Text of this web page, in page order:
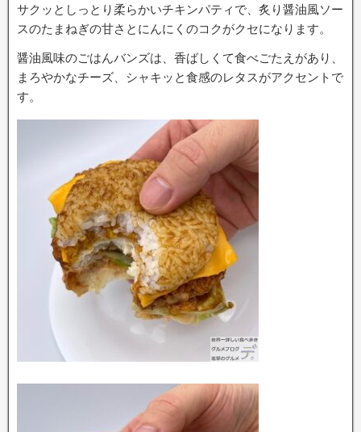
サクッとしっとり柔らかいチキンパティで、炙り醤油風ソー
スのたまねぎの甘さとにんにくのコクがクセになります。
醤油風味のごはんバンズは、香ばしくて食べごたえがあり、
まろやかなチーズ、シャキッと食感のレタスがアクセントで
す。